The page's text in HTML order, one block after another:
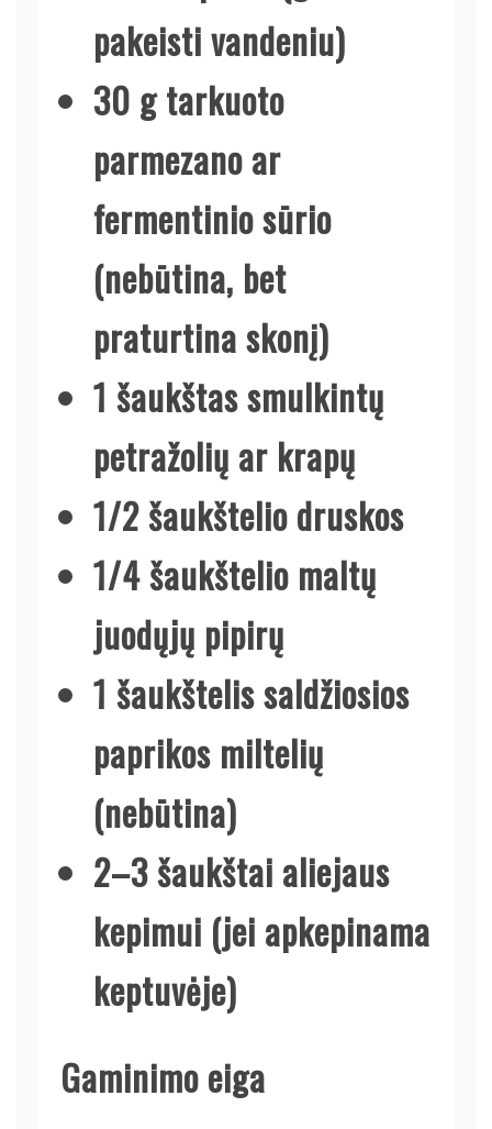
pakeisti vandeniu)
30 g tarkuoto
parmezano ar
fermentinio sūrio
(nebūtina, bet
praturtina skonį)
1 šaukštas smulkintų
petražolių ar krapų
1/2 šaukštelio druskos
1/4 šaukštelio maltų
juodųjų pipirų
1 šaukštelis saldžiosios
paprikos miltelių
(nebūtina)
2–3 šaukštai aliejaus
kepimui (jei apkepinama
keptuvėje)
Gaminimo eiga